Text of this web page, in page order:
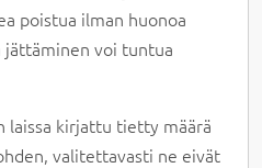
poistua ilman huonoa
jättäminen voi tuntua
laissa kirjattu tietty määrä
valitettavasti ne eivät